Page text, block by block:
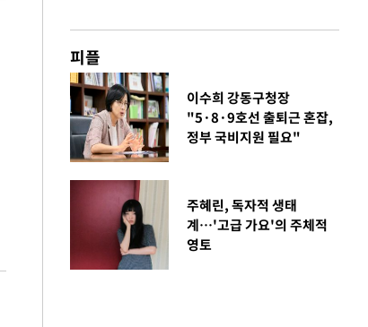
피플
이수희 강동구청장
"5·8·9호선 출퇴근 혼잡,
정부 국비지원 필요"
주혜린, 독자적 생태
계…'고급 가요'의 주체적
영토